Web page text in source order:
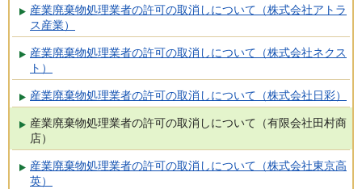
産業廃棄物処理業者の許可の取消しについて（株式会社アトラ
ス産業）
産業廃棄物処理業者の許可の取消しについて（株式会社ネクス
ト）
産業廃棄物処理業者の許可の取消しについて（株式会社日彩）
産業廃棄物処理業者の許可の取消しについて（有限会社田村商
店）
産業廃棄物処理業者の許可の取消しについて（株式会社東京高
英）